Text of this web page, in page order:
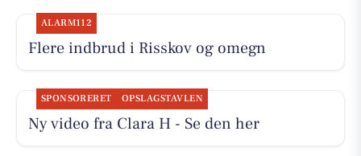
ALARM112
Flere indbrud i Risskov og omegn
SPONSORERET OPSLAGSTAVLEN
Ny video fra Clara H - Se den her